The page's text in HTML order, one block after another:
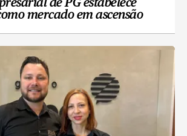
de PG estabelece
mercado em ascensão